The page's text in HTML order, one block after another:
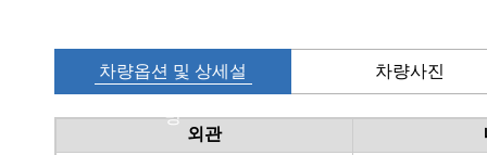
차량옵션 및 상세설
명
차량사진
외관